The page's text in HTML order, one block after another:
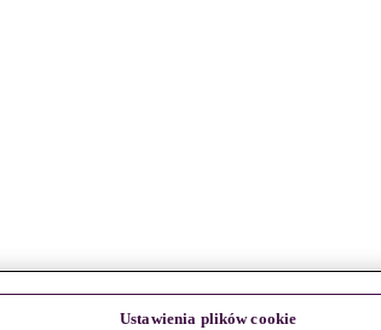
Ustawienia plików cookie